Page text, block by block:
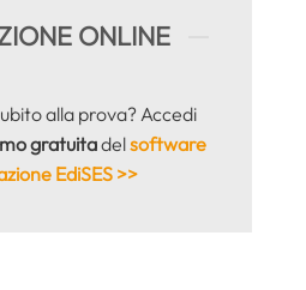
ONLINE
alla prova? Accedi
gratuitadelsoftware
EdiSES >>